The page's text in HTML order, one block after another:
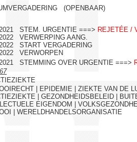
(OPENBAAR)
STEM. URGENTIE ===> REJETÉE /
VERWERPING AANG.
START VERGADERING
VERWORPEN
STEMMING OVER URGENTIE ===>
| EPIDEMIE | ZIEKTE VAN DE
| GEZONDHEIDSBELEID |
EIGENDOM |
| WERELDHANDELSORGANISATIE